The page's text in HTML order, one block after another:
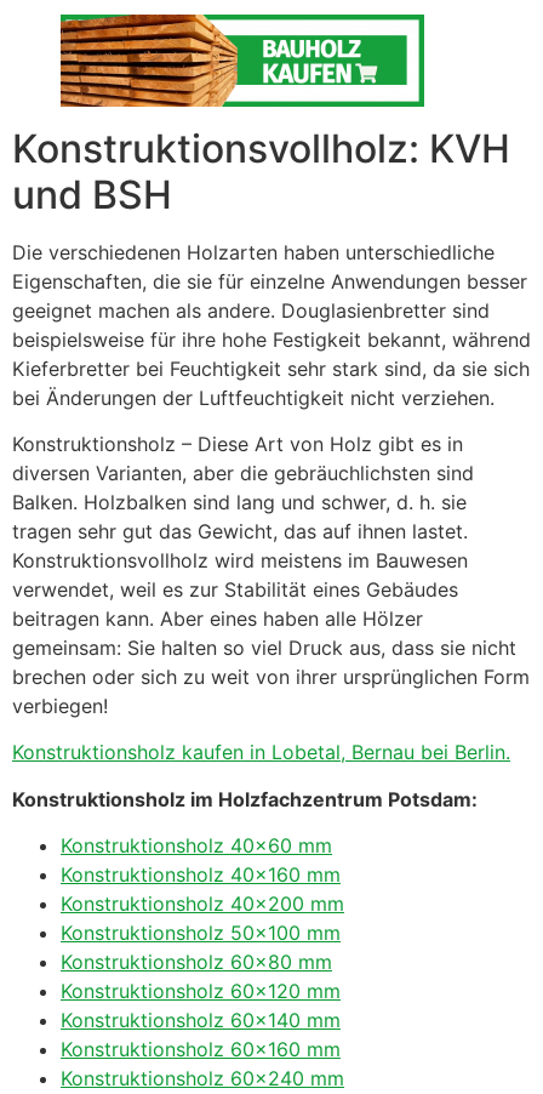
Konstruktionsvollholz: KVH
und BSH
Die verschiedenen Holzarten haben unterschiedliche
Eigenschaften, die sie für einzelne Anwendungen besser
geeignet machen als andere. Douglasienbretter sind
beispielsweise für ihre hohe Festigkeit bekannt, während
Kieferbretter bei Feuchtigkeit sehr stark sind, da sie sich
bei Änderungen der Luftfeuchtigkeit nicht verziehen.
Konstruktionsholz – Diese Art von Holz gibt es in
diversen Varianten, aber die gebräuchlichsten sind
Balken. Holzbalken sind lang und schwer, d. h. sie
tragen sehr gut das Gewicht, das auf ihnen lastet.
Konstruktionsvollholz wird meistens im Bauwesen
verwendet, weil es zur Stabilität eines Gebäudes
beitragen kann. Aber eines haben alle Hölzer
gemeinsam: Sie halten so viel Druck aus, dass sie nicht
brechen oder sich zu weit von ihrer ursprünglichen Form
verbiegen!
Konstruktionsholz kaufen in Lobetal, Bernau bei Berlin.
Konstruktionsholz im Holzfachzentrum Potsdam:
Konstruktionsholz 40×60 mm
Konstruktionsholz 40×160 mm
Konstruktionsholz 40×200 mm
Konstruktionsholz 50×100 mm
Konstruktionsholz 60×80 mm
Konstruktionsholz 60×120 mm
Konstruktionsholz 60×140 mm
Konstruktionsholz 60×160 mm
Konstruktionsholz 60×240 mm